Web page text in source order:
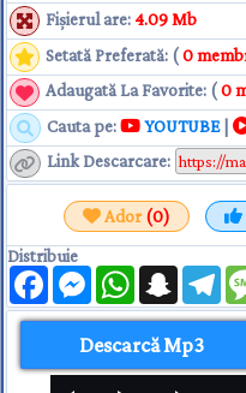
Fişierul are: 4.09 Mb
Setată Preferată: (0
Adaugată La Favorite: (0
Cauta pe:
YOUTUBE|
Link Descarcare:
Ador(0)
Distribuie
FacebookMessengerWhatsAppSnapchat
Descarcă Mp3